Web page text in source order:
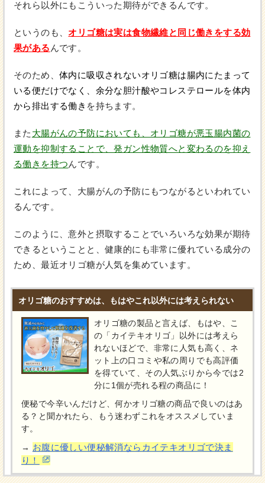
それら以外にもこういった期待ができるんです。
というのも、オリゴ糖は実は食物繊維と同じ働きをする効
果がある んです。
そのため、 体内に吸収されないオリゴ糖は腸内にたまって
いる便だけでなく、余分な胆汁酸やコレステロールを体内
から排出する働き を持ちます。
また 大腸がんの予防においても、オリゴ糖が悪玉腸内菌の
運動を抑制することで、発ガン性物質へと変わるのを抑え
る働きを持つんです。
これによって、大腸がんの予防にもつながるといわれてい
るんです。
このように、意外と摂取することでいろいろな効果が期待
できるということと、健康的にも非常に優れている成分の
ため、最近オリゴ糖が人気を集めています。
オリゴ糖のおすすめは、もはやこれ以外には考えられない
オリゴ糖の製品と言えば、もはや、こ
の「カイテキオリゴ」以外には考えら
れないほどで、非常に人気も高く、ネ
ット上の口コミや私の周りでも高評価
を得ていて、その人気ぶりから今では2
分に1個が売れる程の商品に！
便秘で今辛いんだけど、何かオリゴ糖の商品で良いのはあ
る？と聞かれたら、もう迷わずこれをオススメしていま
す。
→ お腹に優しい便秘解消ならカイテキオリゴで決ま
り！